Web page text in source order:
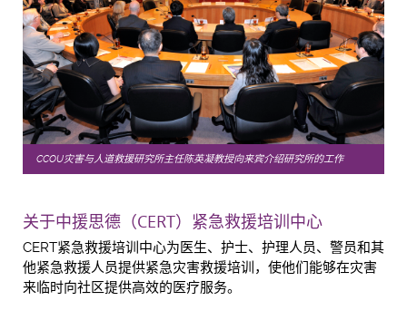
CCOU灾害与人道救援研究所主任陈英凝教授向来宾介绍研究所的工作
关于中援思德（CERT）紧急救援培训中心
CERT紧急救援培训中心为医生、护士、护理人员、警员和其
他紧急救援人员提供紧急灾害救援培训，使他们能够在灾害
来临时向社区提供高效的医疗服务。